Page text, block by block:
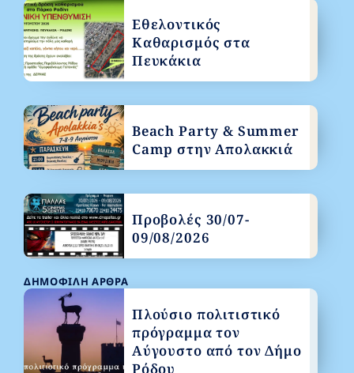
ΔΗΜΟΦΙΛΉ ΆΡΘΡΑ
Πλούσιο πολιτιστικό
πρόγραμμα τον
Αύγουστο από τον Δήμο
Ρόδου
Εθελοντικός
Καθαρισμός στα
Πευκάκια
Beach Party & Summer
Camp στην Απολακκιά
Προβολές 30/07-
09/08/2026